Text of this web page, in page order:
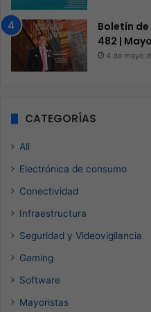
Boletín
482 |
4 de mayo
CATEGORÍAS
All
Electrónica de consumo
Conectividad
Infraestructura
Seguridad y Videovigilancia
Gaming
Software
Mayoristas